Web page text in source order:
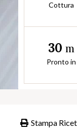
Cottura
30 m
Pronto in
Stampa